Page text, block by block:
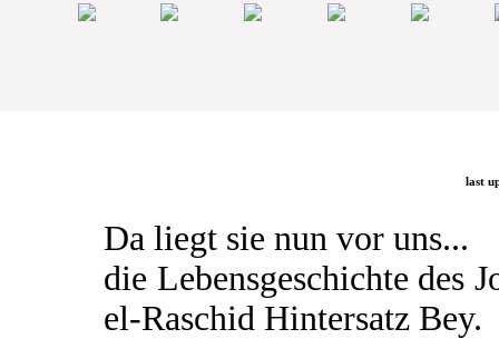
last
Da liegt sie nun vor uns...
die Lebensgeschichte des
el-Raschid Hintersatz Bey.